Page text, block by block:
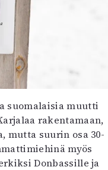
suomalaisia muutti
rakentamaan,
mutta suurin osa 30-
myös
Donbassille ja